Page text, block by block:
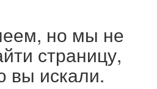
но мы не
страницу,
вы искали.